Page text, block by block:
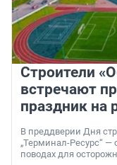
Строители
встречают
праздник на
В преддверии Дня
„Терминал-Ресурс“
поводах для